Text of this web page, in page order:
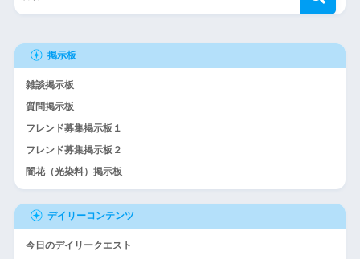
掲示板
雑談掲示板
質問掲示板
フレンド募集掲示板１
フレンド募集掲示板２
闇花（光染料）掲示板
デイリーコンテンツ
今日のデイリークエスト